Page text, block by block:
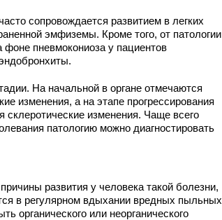
сопровождается развитием в легких
эмфиземы. Кроме того, от патологии
фоне пневмокониоза у пациентов
На начальной в органе отмечаются
изменения, а на этапе прогрессирования
склеротические изменения. Чаще всего
патологию можно диагностировать
развития у человека такой болезни,
в регулярном вдыхании вредных пыльных
органического или неорганического